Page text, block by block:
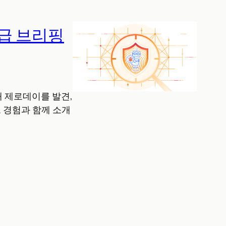
브리핑
제로데이를 발견,
험과 함께 소개